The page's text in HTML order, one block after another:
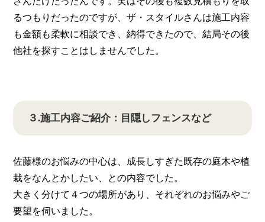
るつもりだったのですが、ザ・スタイルさんは施工内容
も金額も柔軟に相談でき、納得できたので、結局その後
他社を探すことはしませんでした。
３.施工内容ご紹介：目隠しフェンスなど
佐藤様のお悩みの中心は、成長しすぎた既存の庭木や植
栽をなんとかしたい、との内容でした。
大きく分けて４つの場所があり、それぞれのお悩みやご
要望を伺いました。